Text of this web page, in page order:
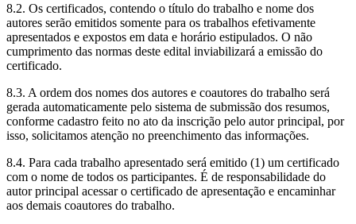
8.2. Os certificados, contendo o título do trabalho e nome dos
autores serão emitidos somente para os trabalhos efetivamente
apresentados e expostos em data e horário estipulados. O não
cumprimento das normas deste edital inviabilizará a emissão do
certificado.
8.3. A ordem dos nomes dos autores e coautores do trabalho será
gerada automaticamente pelo sistema de submissão dos resumos,
conforme cadastro feito no ato da inscrição pelo autor principal, por
isso, solicitamos atenção no preenchimento das informações.
8.4. Para cada trabalho apresentado será emitido (1) um certificado
com o nome de todos os participantes. É de responsabilidade do
autor principal acessar o certificado de apresentação e encaminhar
aos demais coautores do trabalho.